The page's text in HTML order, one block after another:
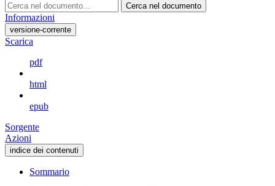
Cerca nel documento
Informazioni
versione-corrente
Scarica
pdf
html
epub
Sorgente
Azioni
indice dei contenuti
Sommario